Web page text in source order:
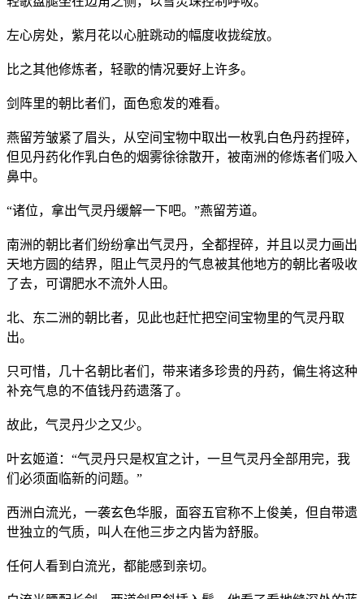
左心房处，紫月花以心脏跳动的幅度收拢绽放。
比之其他修炼者，轻歌的情况要好上许多。
剑阵里的朝比者们，面色愈发的难看。
燕留芳皱紧了眉头，从空间宝物中取出一枚乳白色丹药捏碎，
但见丹药化作乳白色的烟雾徐徐散开，被南洲的修炼者们吸入
鼻中。
“诸位，拿出气灵丹缓解一下吧。”燕留芳道。
南洲的朝比者们纷纷拿出气灵丹，全都捏碎，并且以灵力画出
天地方圆的结界，阻止气灵丹的气息被其他地方的朝比者吸收
了去，可谓肥水不流外人田。
北、东二洲的朝比者，见此也赶忙把空间宝物里的气灵丹取
出。
只可惜，几十名朝比者们，带来诸多珍贵的丹药，偏生将这种
补充气息的不值钱丹药遗落了。
故此，气灵丹少之又少。
叶玄姬道：“气灵丹只是权宜之计，一旦气灵丹全部用完，我
们必须面临新的问题。”
西洲白流光，一袭玄色华服，面容五官称不上俊美，但自带遗
世独立的气质，叫人在他三步之内皆为舒服。
任何人看到白流光，都能感到亲切。